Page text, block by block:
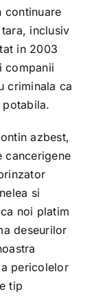
continuare
inclusiv
in 2003
companii
criminala ca
azbest,
cancerigene
si
noi platim
deseurilor
pericolelor
tip